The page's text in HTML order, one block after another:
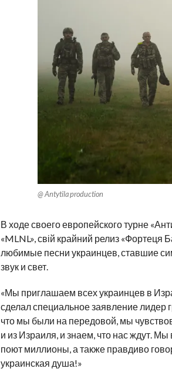
@ Antytila production
В ходе своего европейского турне
«MLNL», свій крайний релиз
любимые песни украинцев, ставшие
звук и свет.
«Мы приглашаем всех украинцев в
сделал специальное заявление лидер
что мы были на передовой, мы
и из Израиля, и знаем, что нас ждут.
поют миллионы, а также правдиво
украинская душа!»